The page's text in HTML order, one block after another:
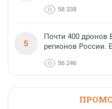
58 338
5
Почти 400 дронов
регионов России.
56 246